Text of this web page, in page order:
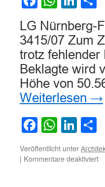
LG Nürnberg-
3415/07 Zum
trotz fehlender
Beklagte wird
Höhe von
Weiterlesen →
Facebook
Veröffentlicht unter
| Kommentare deaktiviertfür